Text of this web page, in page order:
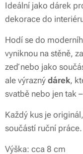
Ideální jako dárek
dekorace do
Hodí se do
vyniknou na stěně,
zeď nebo jako
ale výrazný dárek,
svatbě nebo jen tak
Každý kus je
součástí ruční práce.
Výška: cca 8 cm